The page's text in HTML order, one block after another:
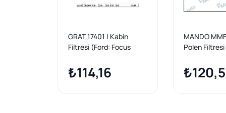
GRAT 17401 | Kabin
Filtresi (Ford: Focus
14-Kuga 08-12)
₺114,16
MANDO
Polen
04-C-Max